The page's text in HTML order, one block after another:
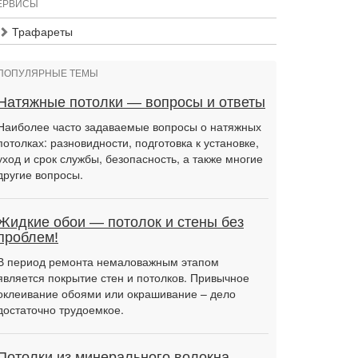
Трафареты
ТЕМЫ
потолки — вопросы и ответы
часто задаваемые вопросы о натяжных
разновидности, подготовка к установке,
и срок службы, безопасность, а также многие
вопросы.
обои — потолок и стены без
период ремонта немаловажным этапом
покрытие стен и потолков. Привычное
обоями или окрашивание – дело
трудоемкое.